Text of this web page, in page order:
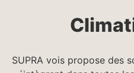
SUPRA vois propose des